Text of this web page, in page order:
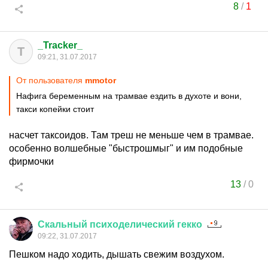
8/ 1
T _Tracker_
09:21, 31.07.2017
От пользователя mmotor
Нафига беременным на трамвае ездить в духоте и вони,
такси копейки стоит
насчет таксоидов. Там треш не меньше чем в трамвае.
особенно волшебные "быстрошмыг" и им подобные
фирмочки
13 /0
Скальный психоделический гекко
09:22, 31.07.2017
Пешком надо ходить, дышать свежим воздухом.